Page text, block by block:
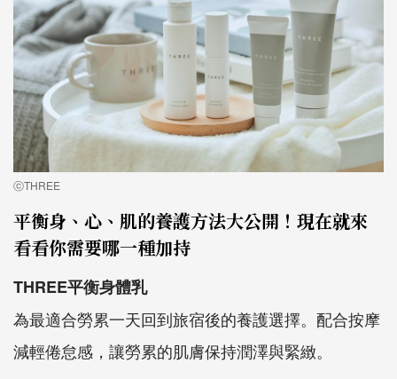
ⓒTHREE
平衡身、心、肌的養護方法大公開！現在就來
看看你需要哪一種加持
THREE平衡身體乳
為最適合勞累一天回到旅宿後的養護選擇。配合按摩
減輕倦怠感，讓勞累的肌膚保持潤澤與緊緻。